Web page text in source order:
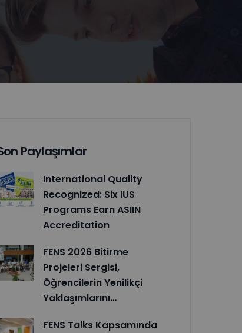
Paylaşımlar
International Quality
Recognized: Six IUS
Programs Earn ASIIN
Accreditation
FENS 2026 Bitirme
Projeleri Sergisi,
Öğrencilerin Yenilikçi
Yaklaşımlarını…
FENS Talks Kapsamında